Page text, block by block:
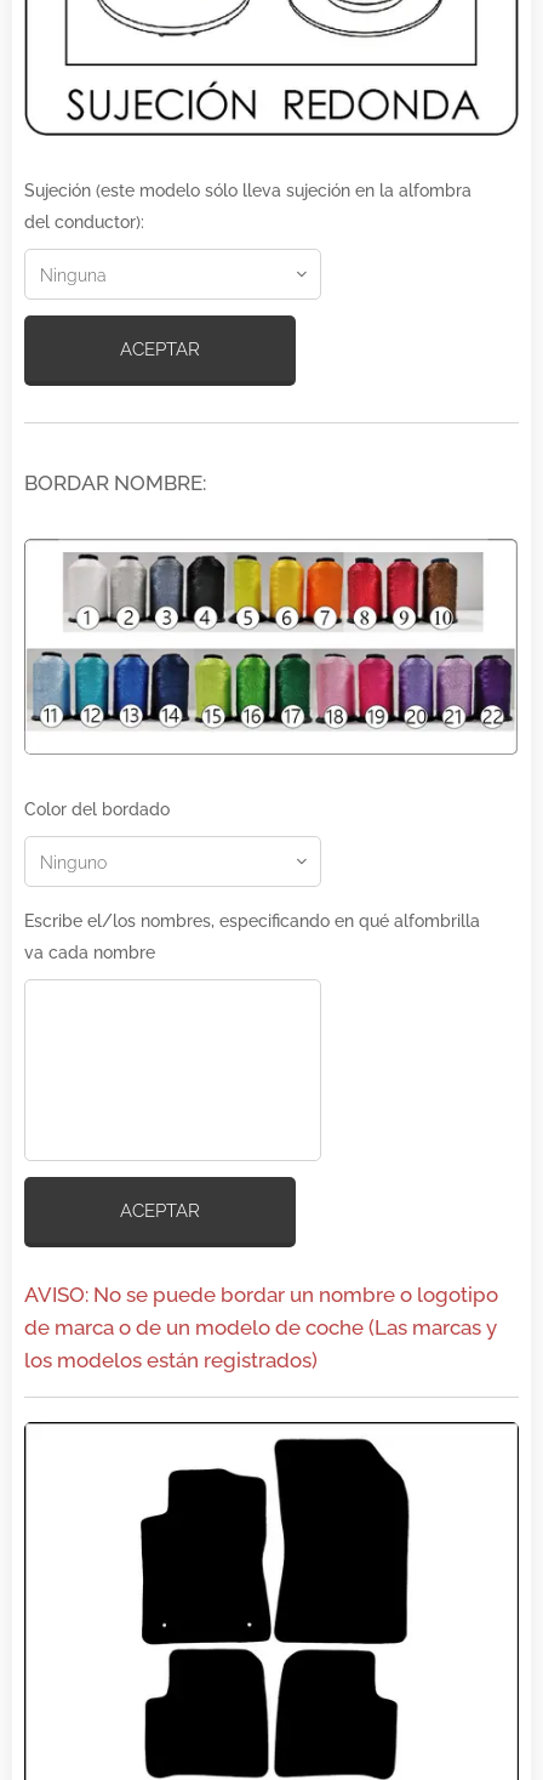
Sujeción (este modelo sólo lleva sujeción en la alfombra
del conductor):
ACEPTAR
BORDAR NOMBRE:
Color del bordado
Escribe el/los nombres, especificando en qué alfombrilla
va cada nombre
ACEPTAR
AVISO: No se puede bordar un nombre o logotipo
de marca o de un modelo de coche (Las marcas y
los modelos están registrados)